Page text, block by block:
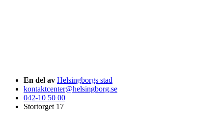
En del av Helsingborgs stad
kontaktcenter@helsingborg.se
042-10 50 00
Stortorget 17